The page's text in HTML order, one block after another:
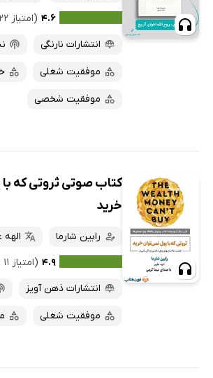
۴.۶ (امتیاز ۴۲۲ نفر)
انتشارات نارنگی
موفقیت شغلی
موفقیت شخصی
کتاب صوتی ثروتی که
خرید
رابین شارما
۴.۹ (امتیاز ۱۱ نفر)
انتشارات ذهن آویز
موفقیت شغلی